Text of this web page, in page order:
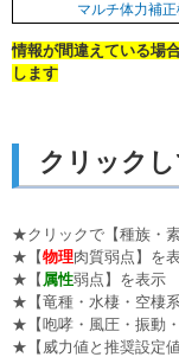
マルチ体力補
情報が間違えている場
します
クリック
★クリックで【種族・
★【物理肉質弱点】を
★【 属性弱点】を表示
★【竜種・水棲・空棲
★【咆哮・風圧・振動
★【威力値と推奨設定